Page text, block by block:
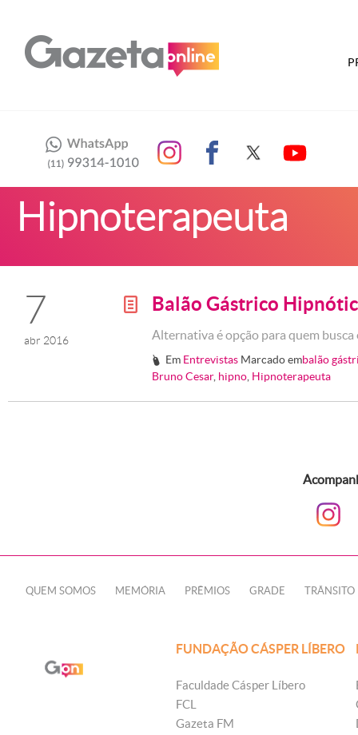
Hipnoterapeuta
7
abr 2016
g Balão Gástrico
Alternativa é opção para quem
# Em Entrevistas Marcado embalão
Bruno Cesar, hipno Hipnoterapeuta
QUEM SOMOS MEMÓRIA PRÊMIOS GRADE TRÂNSITO
FUNDAÇÃO CÁSPER LÍBERO
Faculdade Cásper Líbero
FCL
Gazeta FM